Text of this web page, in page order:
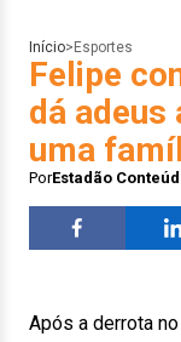
Início> Esportes
Felipe
dá adeus
uma
PorEstadão
Após a derrota